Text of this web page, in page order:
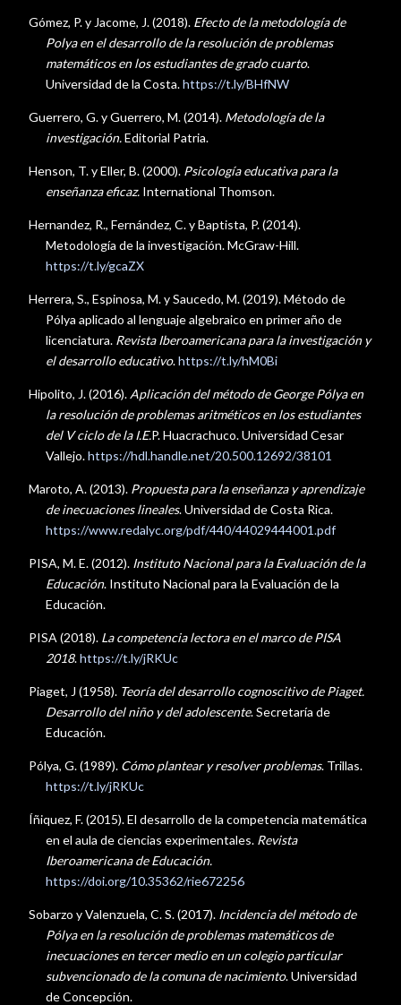
Gómez, P. y Jacome, J. (2018). Efecto de la metodología de
Polya en el desarrollo de la resolución de problemas
matemáticos en los estudiantes de grado cuarto.
Universidad de la Costa.https://t.ly/BHfNW
Guerrero, G. y Guerrero, M. (2014). Metodología de la
investigación.Editorial Patria.
Henson, T. y Eller, B. (2000). Psicología educativa para la
enseñanza eficaz.International Thomson.
Hernandez, R., Fernández, C. y Baptista, P. (2014).
Metodología de la investigación. McGraw-Hill.
https://t.ly/gcaZX
Herrera, S., Espinosa, M. y Saucedo, M. (2019). Método de
Pólya aplicado al lenguaje algebraico en primer año de
licenciatura. Revista Iberoamericana para la investigación y
el desarrollo educativo.https://t.ly/hM0Bi
Hipolito, J. (2016). Aplicación del método de George Pólya en
la resolución de problemas aritméticos en los estudiantes
del V ciclo de la I.E.P. Huacrachuco. Universidad Cesar
Vallejo.https://hdl.handle.net/20.500.12692/38101
Maroto, A. (2013). Propuesta para la enseñanza y aprendizaje
de inecuaciones lineales. Universidad de Costa Rica.
https://www.redalyc.org/pdf/440/44029444001.pdf
PISA, M. E. (2012). Instituto Nacional para la Evaluación de la
Educación. Instituto Nacional para la Evaluación de la
Educación.
PISA (2018). La competencia lectora en el marco de PISA
2018.https://t.ly/jRKUc
Piaget, J (1958). Teoría del desarrollo cognoscitivo de Piaget.
Desarrollo del niño y del adolescente. Secretaría de
Educación.
Pólya, G. (1989). Cómo plantear y resolver problemas. Trillas.
https://t.ly/jRKUc
Íñiquez, F. (2015). El desarrollo de la competencia matemática
en el aula de ciencias experimentales. Revista
Iberoamericana de Educación.
https://doi.org/10.35362/rie672256
Sobarzo y Valenzuela, C. S. (2017). Incidencia del método de
Pólya en la resolución de problemas matemáticos de
inecuaciones en tercer medio en un colegio particular
subvencionado de la comuna de nacimiento. Universidad
de Concepción.